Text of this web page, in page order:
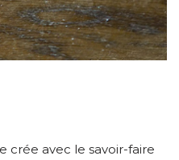
crée avec le savoir-faire